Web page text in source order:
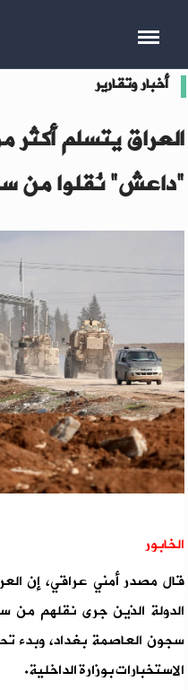
أخبار وتقارير
"داعش" نُقلوا من
الخابور
الدولة الذين جرى نقلهم من
سجون العاصمة بغداد، وبدء
الاستخبارات بوزارة الداخلية.